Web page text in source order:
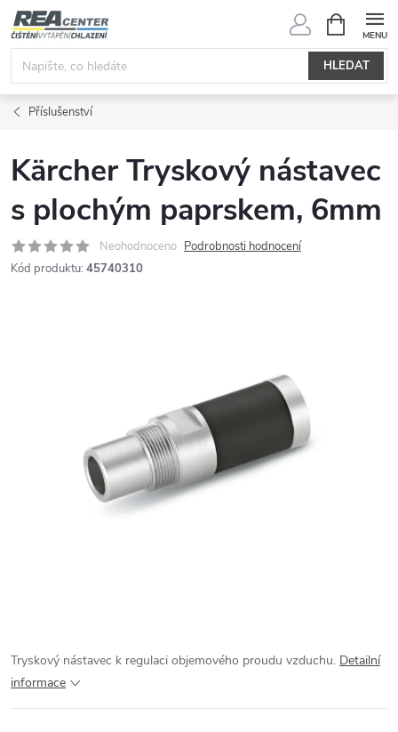
Přejít
na
obsah
HLEDAT
NÁKUPNÍ
KOŠÍK
Příslušenství
Kärcher Tryskový nástavec
s plochým paprskem, 6mm
Neohodnoceno Podrobnosti hodnocení
Kód produktu: 45740310
Tryskový nástavec k regulaci objemového proudu vzduchu. Detailní
informace